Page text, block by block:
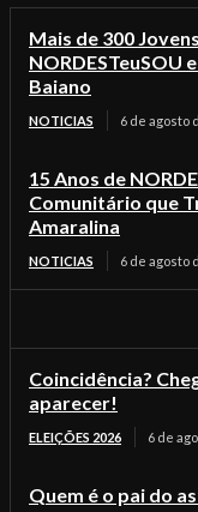
Mais de 300
NORDESTeuSOU
Baiano
NOTICIAS 6 de agosto
15 Anos de
Comunitário que
Amaralina
NOTICIAS 6 de agosto
Coincidência?
aparecer!
ELEIÇÕES 2026 6 de
Quem é o pai do